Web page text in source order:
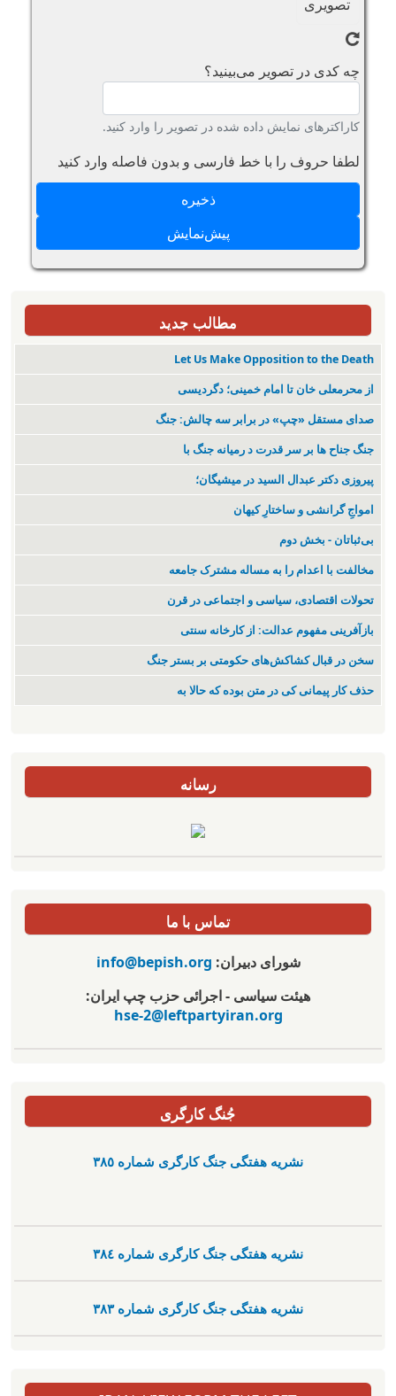
چه کدی در تصویر می‌بینید؟
کاراکترهای نمایش داده شده در تصویر را وارد کنید.
لطفا حروف را با خط فارسی و بدون فاصله وارد کنید
مطالب جدید
Let Us Make Opposition to the Death
از محرمعلی خان تا امام خمینی؛ دگردیسی
صدای مستقل «چپ» در برابر سه چالش: جنگ
جنگ جناح ها بر سر قدرت د رمیانە جنگ با
پیروزی دکتر عبدال السید در میشیگان؛
‌امواجِ گرانشی و ساختارِ کیهان
بی‌ثباتان - بخش دوم
مخالفت با اعدام را به مساله مشترک جامعه
تحولات اقتصادی، سیاسی و اجتماعی در قرن
بازآفرینی مفهوم عدالت: از کارخانه سنتی
سخن در قبال کشاکش‌های حکومتی بر بستر جنگ
حذف کار پیمانی کی در متن بودە کە حالا بە
رسانه
تماس با ما
شورای دبیران:info@bepish.org
هیئت سیاسی - اجرائی حزب چپ ایران:
hse-2@leftpartyiran.org
جُنگ کارگری
نشریە هفتگی جنگ کارگری شمارە ٣٨٥
نشریە هفتگی جنگ کارگری شمارە ٣٨٤
نشریە هفتگی جنگ کارگری شمارە ٣٨٣